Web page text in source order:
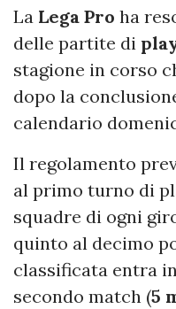
La Lega Pro ha
delle partite di
stagione in corso
dopo la
calendario
Il regolamento
al primo turno di
squadre di ogni
quinto al decimo
classificata entra
secondo match (5